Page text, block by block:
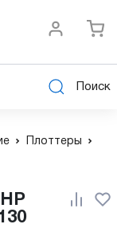
Поиск
Плоттеры